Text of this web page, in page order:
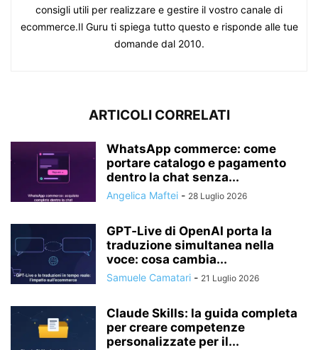
consigli utili per realizzare e gestire il vostro canale di
ecommerce.Il Guru ti spiega tutto questo e risponde alle tue
domande dal 2010.
ARTICOLI CORRELATI
WhatsApp commerce: come
portare catalogo e pagamento
dentro la chat senza...
Angelica Maftei - 28 Luglio 2026
GPT‑Live di OpenAI porta la
traduzione simultanea nella
voce: cosa cambia...
Samuele Camatari - 21 Luglio 2026
Claude Skills: la guida completa
per creare competenze
personalizzate per il...